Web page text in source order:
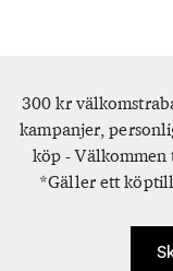
300 kr
kampanjer,
köp -
*Gäller ett